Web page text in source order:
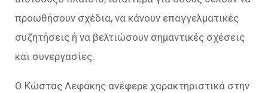
προωθήσουν σχέδια, να κάνουν επαγγελματικές
συζητήσεις ή να βελτιώσουν σημαντικές σχέσεις
και συνεργασίες.
Ο Κώστας Λεφάκης ανέφερε χαρακτηριστικά στην